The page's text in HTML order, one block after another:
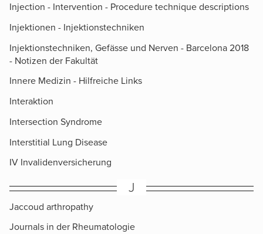
Injection - Intervention - Procedure technique descriptions
Injektionen - Injektionstechniken
Injektionstechniken, Gefässe und Nerven - Barcelona 2018
- Notizen der Fakultät
Innere Medizin - Hilfreiche Links
Interaktion
Intersection Syndrome
Interstitial Lung Disease
IV Invalidenversicherung
J
Jaccoud arthropathy
Journals in der Rheumatologie